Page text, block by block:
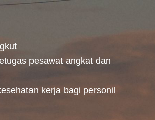
pesawat angkat dan
kerja bagi personil